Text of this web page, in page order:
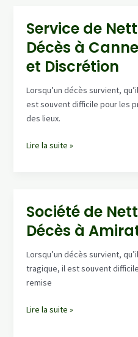
à
Cannes
Une
Expertise
de
Confiance
Discrétion
Service de
Décès à
et Discrétion
Lorsqu’un décès survient,
est souvent difficile pour les
des lieux.
Service
à
Cannes
Expertise
et
Discrétion
Lire la suite »
Société de
Décès à
Lorsqu’un décès survient,
tragique, il est souvent
remise
Société
Lire la suite »